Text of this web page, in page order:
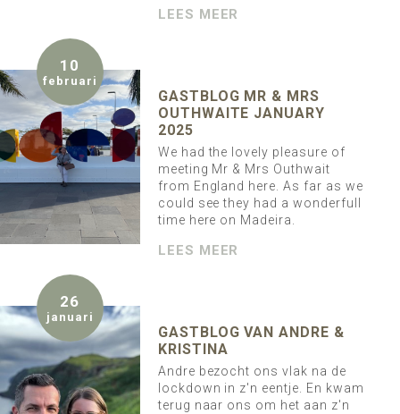
LEES MEER
10
februari
GASTBLOG MR & MRS
OUTHWAITE JANUARY
2025
We had the lovely pleasure of
meeting Mr & Mrs Outhwait
from England here. As far as we
could see they had a wonderfull
time here on Madeira.
LEES MEER
26
januari
GASTBLOG VAN ANDRE &
KRISTINA
Andre bezocht ons vlak na de
lockdown in z'n eentje. En kwam
terug naar ons om het aan z'n